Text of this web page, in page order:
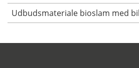
Udbudsmateriale bioslam med